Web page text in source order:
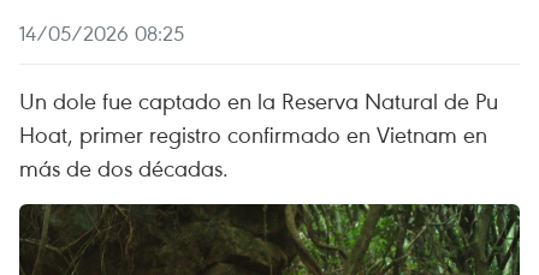
14/05/2026 08:25
Un dole fue captado en la Reserva Natural de Pu
Hoat, primer registro confirmado en Vietnam en
más de dos décadas.